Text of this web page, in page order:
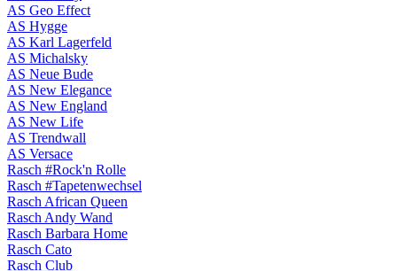
AS Geo Effect
AS Hygge
AS Karl Lagerfeld
AS Michalsky
AS Neue Bude
AS New Elegance
AS New England
AS New Life
AS Trendwall
AS Versace
Rasch #Rock'n Rolle
Rasch #Tapetenwechsel
Rasch African Queen
Rasch Andy Wand
Rasch Barbara Home
Rasch Cato
Rasch Club